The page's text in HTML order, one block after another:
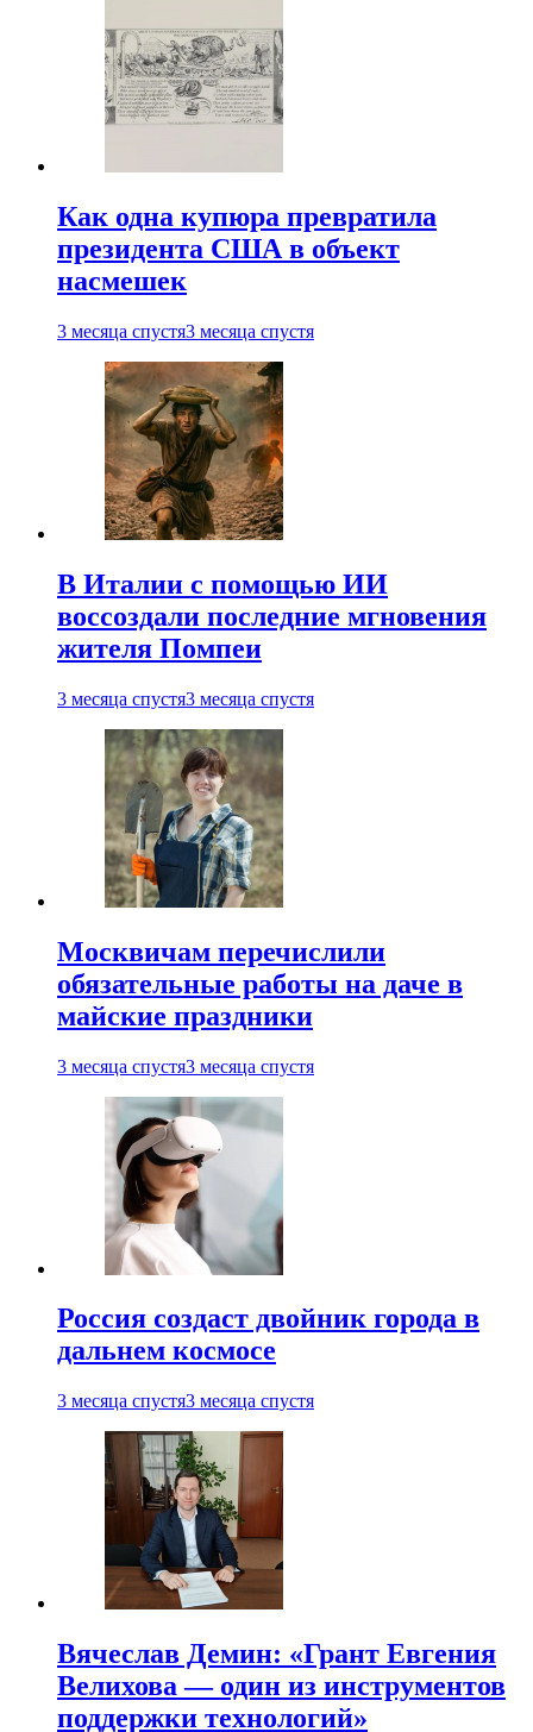
Как одна купюра превратила
президента США в объект
насмешек
3 месяца спустя3 месяца спустя
В Италии с помощью ИИ
воссоздали последние мгновения
жителя Помпеи
3 месяца спустя3 месяца спустя
Москвичам перечислили
обязательные работы на даче в
майские праздники
3 месяца спустя3 месяца спустя
Россия создаст двойник города в
дальнем космосе
3 месяца спустя3 месяца спустя
Вячеслав Демин: «Грант Евгения
Велихова — один из инструментов
поддержки технологий»